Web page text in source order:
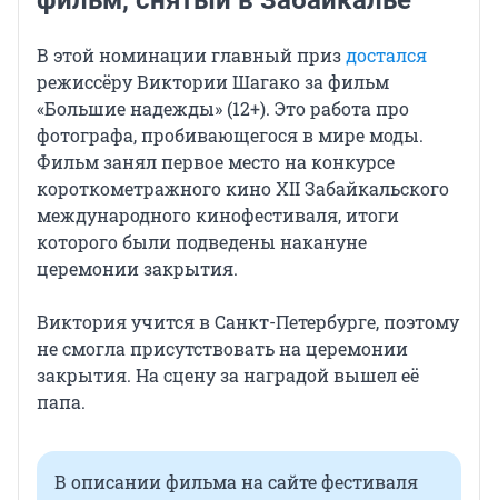
В этой номинации главный приздостался
режиссёру Виктории Шагако за фильм
«Большие надежды» (12+). Это работа про
фотографа, пробивающегося в мире моды.
Фильм занял первое место на конкурсе
короткометражного кино XII Забайкальского
международного кинофестиваля, итоги
которого были подведены накануне
церемонии закрытия.
Виктория учится в Санкт-Петербурге, поэтому
не смогла присутствовать на церемонии
закрытия. На сцену за наградой вышел её
папа.
В описании фильма на сайте фестиваля